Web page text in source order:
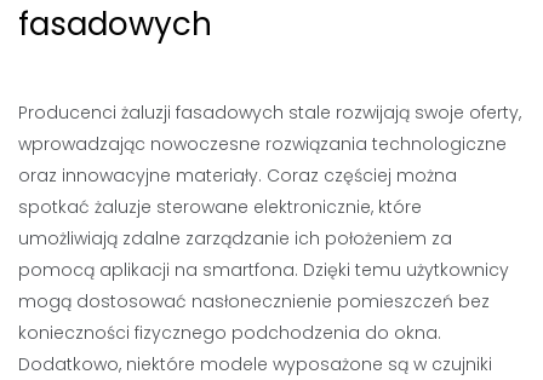
fasadowych
Producenci żaluzji fasadowych stale rozwijają swoje oferty,
wprowadzając nowoczesne rozwiązania technologiczne
oraz innowacyjne materiały. Coraz częściej można
spotkać żaluzje sterowane elektronicznie, które
umożliwiają zdalne zarządzanie ich położeniem za
pomocą aplikacji na smartfona. Dzięki temu użytkownicy
mogą dostosować nasłonecznienie pomieszczeń bez
konieczności fizycznego podchodzenia do okna.
Dodatkowo, niektóre modele wyposażone są w czujniki